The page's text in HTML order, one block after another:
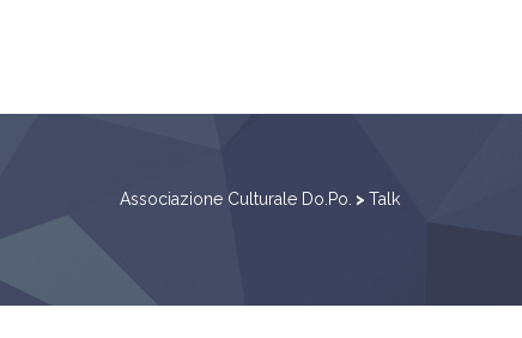
Associazione Culturale Do.Po. > Talk